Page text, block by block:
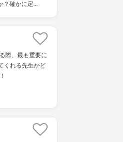
？確かに定...
際、最も重要に
くれる先生かど